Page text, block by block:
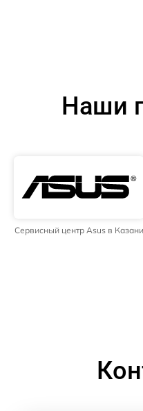
Наши
Сервисный центр Asus в Казани